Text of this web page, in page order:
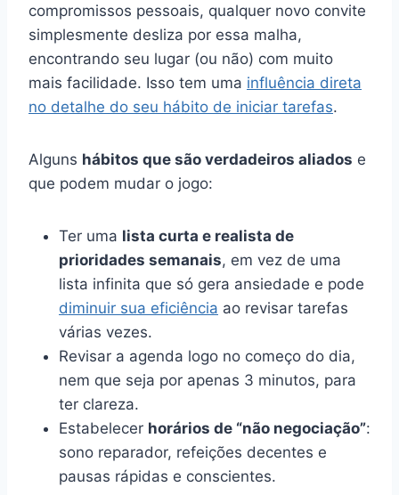
compromissos pessoais, qualquer novo convite
simplesmente desliza por essa malha,
encontrando seu lugar (ou não) com muito
mais facilidade. Isso tem uma influência direta
no detalhe do seu hábito de iniciar tarefas.
Alguns hábitos que são verdadeiros aliados e
que podem mudar o jogo:
Ter uma lista curta e realista de
prioridades semanais, em vez de uma
lista infinita que só gera ansiedade e pode
diminuir sua eficiência ao revisar tarefas
várias vezes.
Revisar a agenda logo no começo do dia,
nem que seja por apenas 3 minutos, para
ter clareza.
Estabelecer horários de “não negociação”:
sono reparador, refeições decentes e
pausas rápidas e conscientes.